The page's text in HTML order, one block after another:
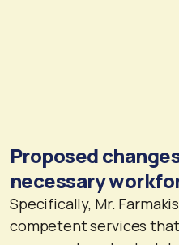
Proposed
necessary
Specifically, Mr.
competent services